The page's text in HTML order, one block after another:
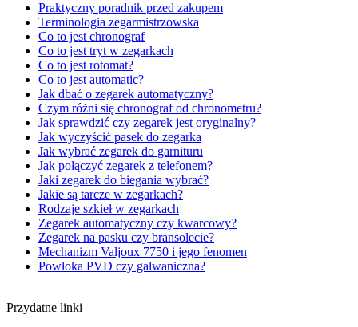
Praktyczny poradnik przed zakupem
Terminologia zegarmistrzowska
Co to jest chronograf
Co to jest tryt w zegarkach
Co to jest rotomat?
Co to jest automatic?
Jak dbać o zegarek automatyczny?
Czym różni się chronograf od chronometru?
Jak sprawdzić czy zegarek jest oryginalny?
Jak wyczyścić pasek do zegarka
Jak wybrać zegarek do garnituru
Jak połączyć zegarek z telefonem?
Jaki zegarek do biegania wybrać?
Jakie są tarcze w zegarkach?
Rodzaje szkieł w zegarkach
Zegarek automatyczny czy kwarcowy?
Zegarek na pasku czy bransolecie?
Mechanizm Valjoux 7750 i jego fenomen
Powłoka PVD czy galwaniczna?
Przydatne linki